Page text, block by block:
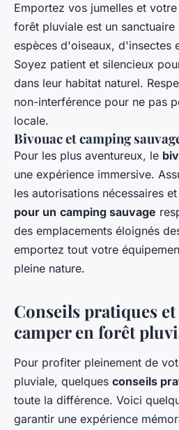
Emportez vos jumelles et
forêt pluviale est un
espèces d'oiseaux, d'insectes
Soyez patient et silencieux
dans leur habitat naturel.
non-interférence pour ne pas
locale.
Bivouac et camping
Pour les plus aventureux, le
une expérience immersive.
les autorisations nécessaires
pour un camping sauvage
des emplacements éloignés
emportez tout votre
pleine nature.
Conseils pratiques
camper en forêt
Pour profiter pleinement de
pluviale, quelques conseils
toute la différence. Voici
garantir une expérience